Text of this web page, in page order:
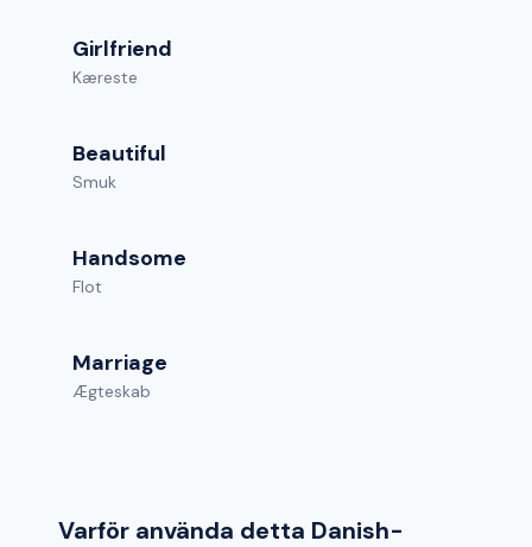
Girlfriend
Kæreste
Beautiful
Smuk
Handsome
Flot
Marriage
Ægteskab
Varför använda detta Danish-